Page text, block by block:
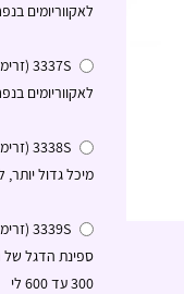
לאקווריומים בנפח 100 עד 200
לאקווריומים בנפח 150 עד 300
מיכל גדול יותר,
ספינת הדגל של
300 עד 600 לי